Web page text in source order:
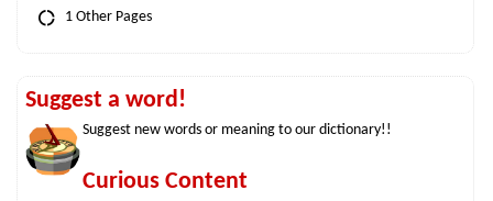
1 Other Pages
Suggest a word!
Suggest new words or meaning to our dictionary!!
Curious Content